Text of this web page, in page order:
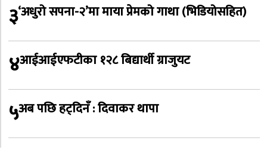
३‘अधुरो सपना-२’मा माया प्रेमको गाथा (भिडियोसहित)
४आईआईएफटीका १२८ बिद्यार्थी ग्राजुयट
५अब पछि हट्दिनँ : दिवाकर थापा